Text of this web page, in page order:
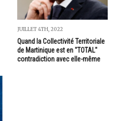
JUILLET 4TH, 2022
Quand la Collectivité Territoriale
de Martinique est en "TOTAL"
contradiction avec elle-même